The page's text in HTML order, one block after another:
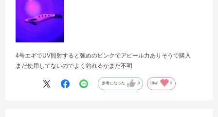
4号エギでUV照射すると強めのピンクでアピール力ありそうで購入
まだ使用してないのでよく釣れるかまだ不明
参考になった 0 Like! 0